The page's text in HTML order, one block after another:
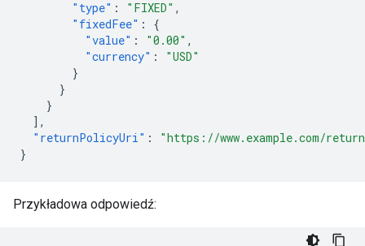
"type" : "FIXED" ,
"fixedFee" :
{
"value" : "0.00" ,
"currency" :
"USD"
}
}
}
],
"returnPolicyUri" :
"https://www.example.com/
}
Przykładowa odpowiedź: